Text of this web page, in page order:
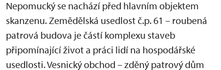
Nepomucký se nachází před hlavním objektem
skanzenu. Zemědělská usedlost č.p. 61 – roubená
patrová budova je částí komplexu staveb
připomínající život a práci lidí na hospodářské
usedlosti. Vesnický obchod – zděný patrový dům